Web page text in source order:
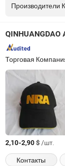
QINHUANGDAO
Торговая
2,10-2,90$/шт.
Контакты